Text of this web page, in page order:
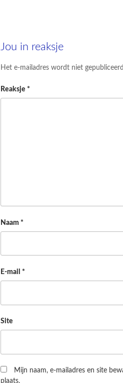
Jou in reaksje
Het e-mailadres wordt niet
Reaksje*
Naam*
E-mail*
Site
Mijn naam, e-mailadres en site
plaats.